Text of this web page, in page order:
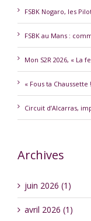
FSBK Nogaro, les
FSBK au Mans :
Mon S2R 2026, « La
« Fous ta Chaussette
Circuit d’Alcarras,
Archives
juin 2026 (1)
avril 2026 (1)